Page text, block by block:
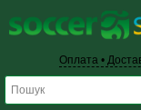
Оплата •